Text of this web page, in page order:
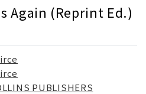
Again (Reprint Ed.)
PUBLISHERS